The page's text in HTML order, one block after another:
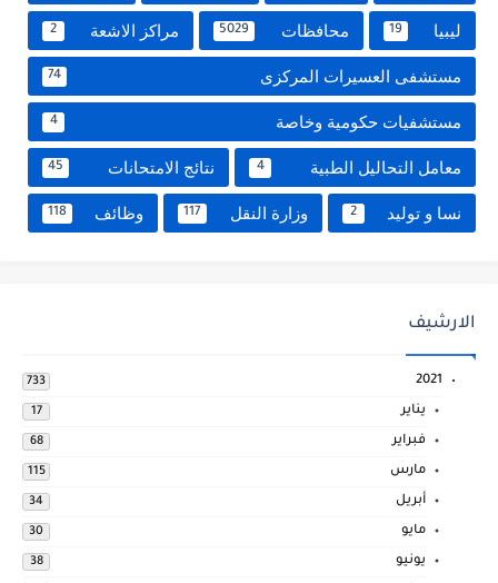
ليبيا 19 محافظات 5029 مراكز الاشعة 2
مستشفى العسيرات المركزى 74
مستشفيات حكومية وخاصة 4
معامل التحاليل الطبية 4 نتائج الامتحانات 45
نسا و توليد 2 وزارة النقل 117 وظائف 118
الارشيف
2021
733
يناير 17
فبراير 68
مارس 115
أبريل 34
مايو 30
يونيو 38